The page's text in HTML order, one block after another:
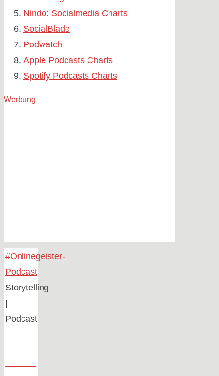
Nindo: Socialmedia Charts
SocialBlade
Podwatch
Apple Podcasts Charts
Spotify Podcasts Charts
Werbung
Home
#Onlinegeister-
Podcast
Storytelling
|
Podcast